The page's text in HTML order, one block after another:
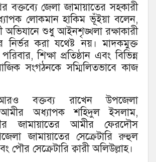
বক্তব্যে জেলা জামায়াতের সহকারী
লোকমান হাকিম ভূঁইয়া বলেন,
অভিযানে শুধু আইনশৃঙ্খলা রক্ষাকারী
নির্ভর করা যথেষ্ট নয়। মাদকমুক্ত
শিক্ষা প্রতিষ্ঠান এবং বিভিন্ন
সংগঠনকে সম্মিলিতভাবে কাজ
বক্তব্য রাখেন উপজেলা
আমীর অধ্যাপক শহিদুল ইসলাম,
জামায়াতের আমীর ফেরদৌস
জামায়াতের সেক্রেটারি রুহুল
সেক্রেটারি ক্বারী অলিউল্লাহ।